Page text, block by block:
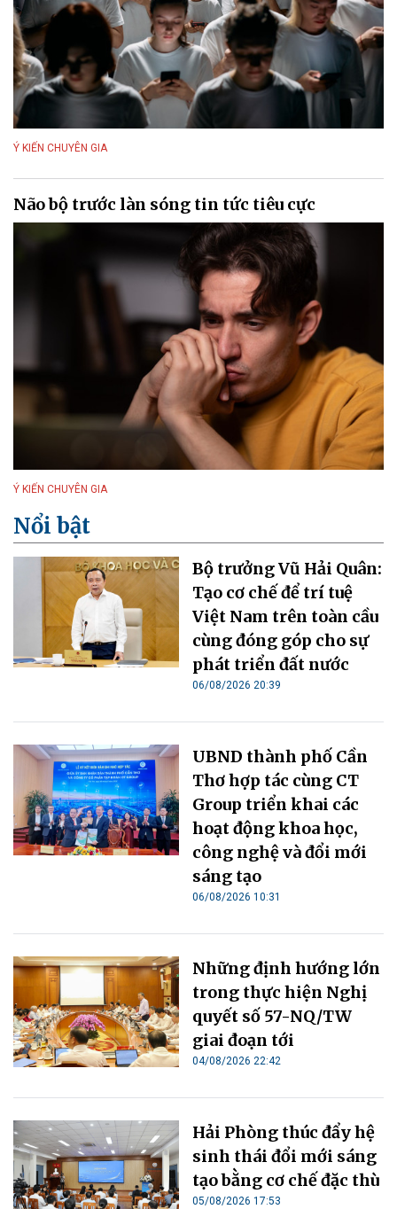
Ý KIẾN CHUYÊN GIA
Não bộ trước làn sóng tin tức tiêu cực
Ý KIẾN CHUYÊN GIA
Nổi bật
Bộ trưởng Vũ Hải Quân:
Tạo cơ chế để trí tuệ
Việt Nam trên toàn cầu
cùng đóng góp cho sự
phát triển đất nước
06/08/2026 20:39
UBND thành phố Cần
Thơ hợp tác cùng CT
Group triển khai các
hoạt động khoa học,
công nghệ và đổi mới
sáng tạo
06/08/2026 10:31
Những định hướng lớn
trong thực hiện Nghị
quyết số 57-NQ/TW
giai đoạn tới
04/08/2026 22:42
Hải Phòng thúc đẩy hệ
sinh thái đổi mới sáng
tạo bằng cơ chế đặc thù
05/08/2026 17:53